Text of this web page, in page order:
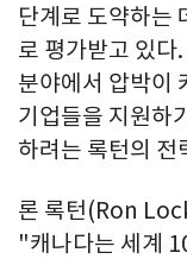
단계로 도약하는
로 평가받고 있다
분야에서 압박이
기업들을 지원하
하려는 록턴의 전
론 록턴(Ron
"캐나다는 세계